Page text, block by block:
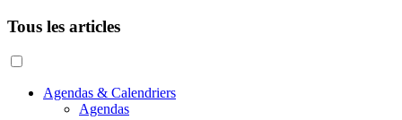
Tous les articles
Agendas & Calendriers
Agendas